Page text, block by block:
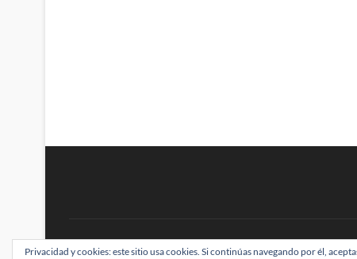
BRAINSTOMPING| Diseñado por:Theme Freesia|WordPress| ©
Privacidad y cookies: este sitio usa cookies. Si continúas navegando por él,